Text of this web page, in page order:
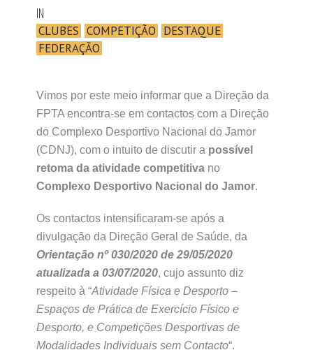
IN
CLUBES COMPETIÇÃO DESTAQUE
FEDERAÇÃO
Vimos por este meio informar que a Direção da
FPTA encontra-se em contactos com a Direção
do Complexo Desportivo Nacional do Jamor
(CDNJ), com o intuito de discutir a possível
retoma da atividade competitiva no
Complexo Desportivo Nacional do Jamor.
Os contactos intensificaram-se após a
divulgação da Direção Geral de Saúde, da
Orientação nº 030/2020 de 29/05/2020
atualizada a 03/07/2020, cujo assunto diz
respeito à “Atividade Física e Desporto –
Espaços de Prática de Exercício Físico e
Desporto, e Competições Desportivas de
Modalidades Individuais sem Contacto“.